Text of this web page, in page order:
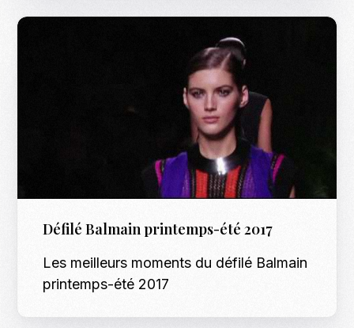
Défilé Balmain printemps-été 2017
Les meilleurs moments du défilé Balmain
printemps-été 2017